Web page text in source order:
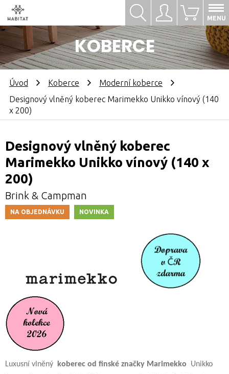
Přihlásit se
KOBERCE
0
MENU
Hledat
Úvod Koberce
Moderní koberce
Designový vlněný koberec Marimekko Unikko vínový (140
x 200)
Designový vlněný koberec
Marimekko Unikko vínový (140 x
200)
Brink & Campman
NA OBJEDNÁVKU NOVINKA
Luxusní vlněný koberec od finské značky Marimekko
Unikko